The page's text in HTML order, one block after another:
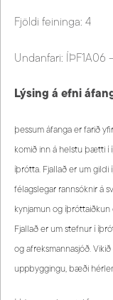
Fjöldi feininga: 4
Undanfari: ÍÞF1A06
Lýsing á efni
þessum áfanga er farið
komið inn á helstu þætti í
íþrótta. Fjallað er um gildi
félagslegar rannsóknir á
kynjamun og íþróttaiðkun
Fjallað er um stefnur í
og afreksmannasjóð.
uppbyggingu, bæði